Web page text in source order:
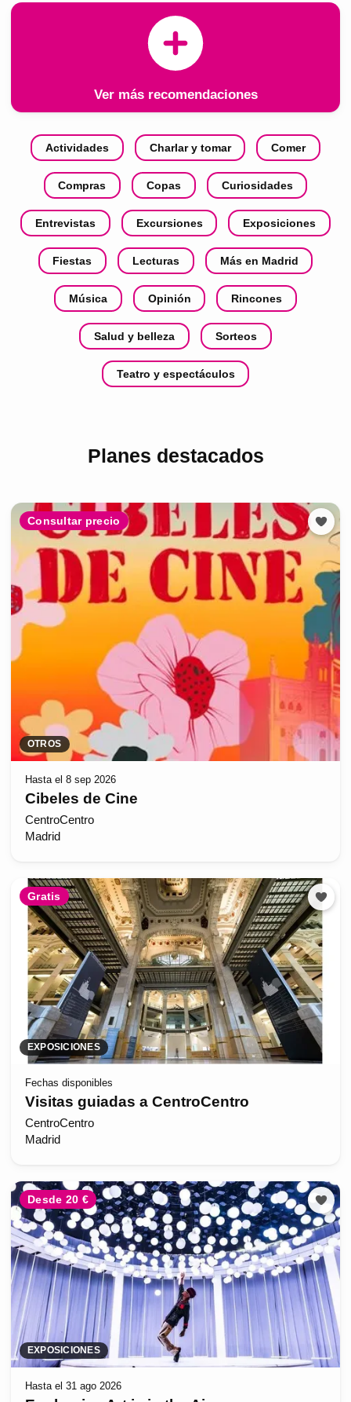
Ver más recomendaciones
Actividades Charlar y tomar Comer
Compras Copas Curiosidades
Entrevistas Excursiones Exposiciones
Fiestas Lecturas Más en Madrid
Música Opinión Rincones
Salud y belleza Sorteos
Teatro y espectáculos
Planes destacados
Consultar precio
OTROS
Hasta el 8 sep 2026
Cibeles de Cine
CentroCentro
Madrid
Gratis
EXPOSICIONES
Fechas disponibles
Visitas guiadas a CentroCentro
CentroCentro
Madrid
Desde 20 €
EXPOSICIONES
Hasta el 31 ago 2026